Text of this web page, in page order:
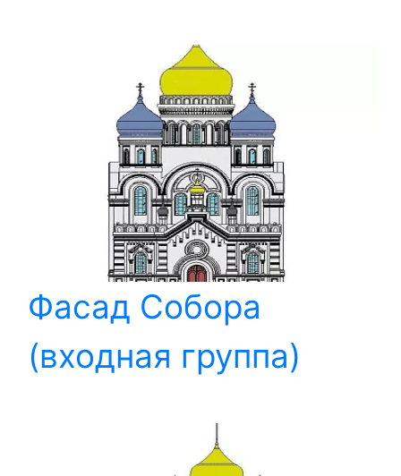
Фасад Собора
(входная группа)